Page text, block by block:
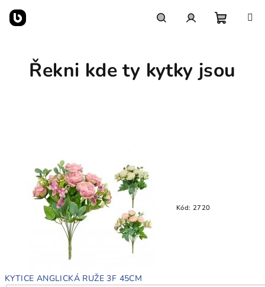
obsah
košík
Řekni kde ty kytky jsou
Kód: 2720
KYTICE ANGLICKÁ RUŽE 3F 45CM